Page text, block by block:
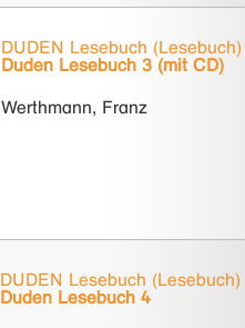
DUDEN Lesebuch (Lesebuch)
Duden Lesebuch 3 (mit CD)
Werthmann, Franz
DUDEN Lesebuch (Lesebuch)
Duden Lesebuch 4